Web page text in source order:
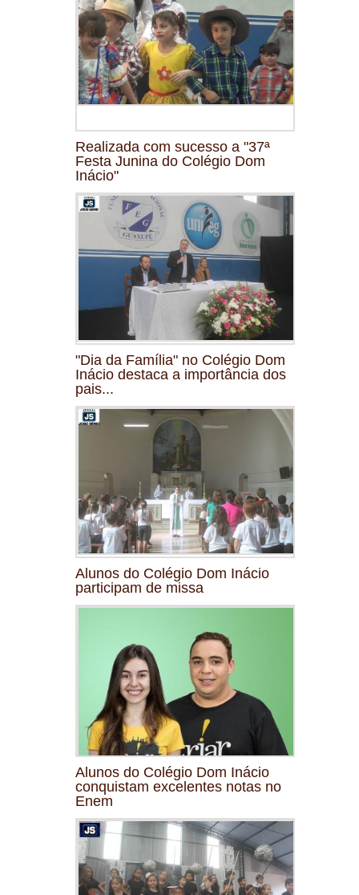
Realizada com sucesso a "37ª
Festa Junina do Colégio Dom
Inácio"
"Dia da Família" no Colégio Dom
Inácio destaca a importância dos
pais...
Alunos do Colégio Dom Inácio
participam de missa
Alunos do Colégio Dom Inácio
conquistam excelentes notas no
Enem